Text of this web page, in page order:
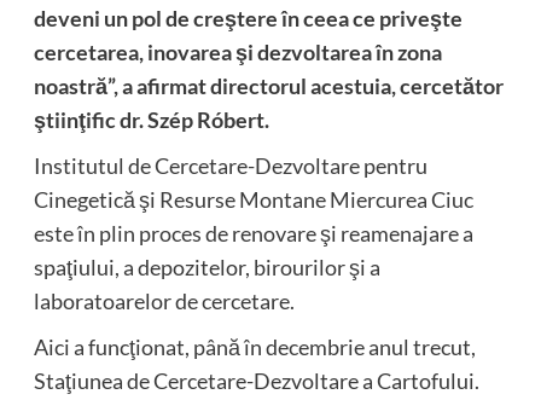
deveni un pol de creştere în ceea ce priveşte
cercetarea, inovarea şi dezvoltarea în zona
noastră”, a afirmat directorul acestuia, cercetător
ştiinţific dr. Szép Róbert.
Institutul de Cercetare-Dezvoltare pentru
Cinegetică şi Resurse Montane Miercurea Ciuc
este în plin proces de renovare şi reamenajare a
spaţiului, a depozitelor, birourilor şi a
laboratoarelor de cercetare.
Aici a funcţionat, până în decembrie anul trecut,
Staţiunea de Cercetare-Dezvoltare a Cartofului.